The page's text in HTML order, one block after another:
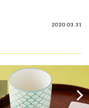
2020.03.31